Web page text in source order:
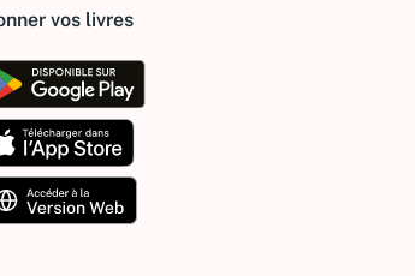
vos livres